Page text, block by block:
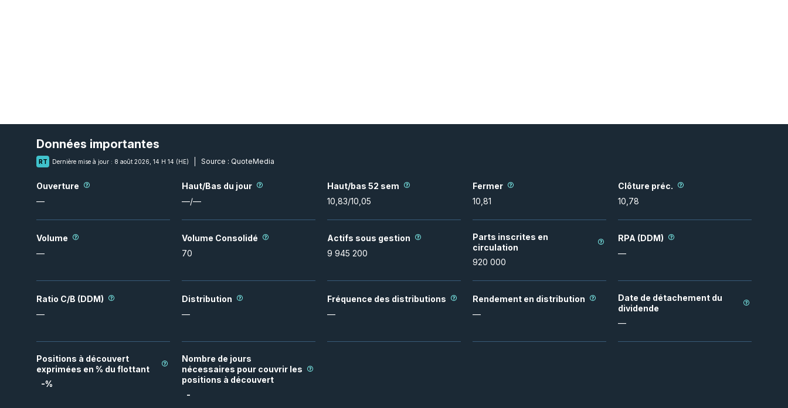
Données importantes
RT Dernière mise à jour : 8 août 2026, 14 H 14 (HE) Source : QuoteMedia
Ouverture
—
Haut/Bas du jour
—/—
Haut/bas 52 sem
10,83/10,05
Fermer
10,81
Clôture préc.
10,78
Volume
—
Volume Consolidé
70
Actifs sous gestion
9 945 200
Parts inscrites en
circulation
920 000
RPA (DDM)
—
Ratio C/B (DDM)
—
Distribution
—
Fréquence des distributions
—
Rendement en distribution
—
Date de détachement du
dividende
—
Positions à découvert
exprimées en % du flottant
-%
Nombre de jours
nécessaires pour couvrir les
positions à découvert
-